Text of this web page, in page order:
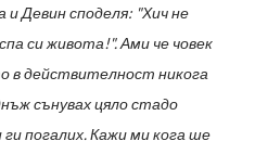
и Девин споделя: "Хич не
си живота!". Ами че човек
в действителност никога
сънувах цяло стадо
погалих. Кажи ми кога ше